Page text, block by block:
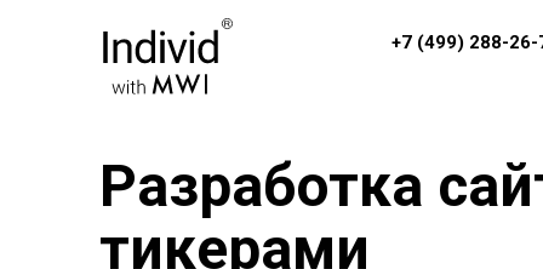
+7 (499) 288-26-
Разработка
тикерами